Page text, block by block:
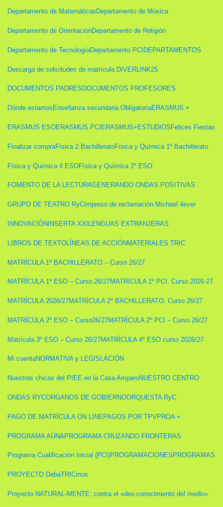
Departamento de Matemáticas Departamento de Música
Departamento de OrientaciónDepartamento de Religión
Departamento de TecnologíaDepartamento PCI DEPARTAMENTOS
Descarga de solicitudes de matrícula. DIVERLINK25
DOCUMENTOS PADRES DOCUMENTOS PROFESORES
Dónde estamos Enseñanza secundaria ObligatoriaERASMUS +
ERASMUS ESOERASMUS PCI ERASMUS+ ESTUDIOS Felices Fiestas
Finalizar compraFísica 2 BachilleratoFísica y Química 1º Bachillerato
Física y Química 4 ESOFísica y Química 2º ESO
FOMENTO DE LA LECTURAGENERANDO ONDAS POSITIVAS
GRUPO DE TEATRO RyC Impreso de reclamación Michael 4ever
INNOVACIÓN INSERTA XXI LENGUAS EXTRANJERAS
LIBROS DE TEXTOLÍNEAS DE ACCIÓNMATERIALES TRIC
MATRÍCULA 1º BACHILLERATO – Curso 26/27
MATRÍCULA 1º ESO – Curso 26/27MATRICULA 1º PCI. Curso 2026-27
MATRÍCULA 2026/27MATRÍCULA 2º BACHILLERATO. Curso 26/27
MATRÍCULA 2º ESO – Curso26/27MATRÍCULA 2º PCI – Curso 26/27
Matrícula 3º ESO – Curso 26/27MATRÍCULA 4º ESO curso 2026/27
Mi cuentaNORMATIVA y LEGISLACIÓN
Nuestras chicas del PIEE en la Casa AmparoNUESTRO CENTRO
ONDAS RYCORGANOS DE GOBIERNOORQUESTA RyC
PAGO DE MATRÍCULA ON LINE PAGOS POR TPVPROA +
PROGRAMA AÚNAPROGRAMA CRUZANDO FRONTERAS
Programa Cualificación Inicial (PCI)PROGRAMACIONES PROGRAMAS
PROYECTO DebaTRICmos
Proyecto NATURAL-MENTE: contra el «des-conocimiento del medio»